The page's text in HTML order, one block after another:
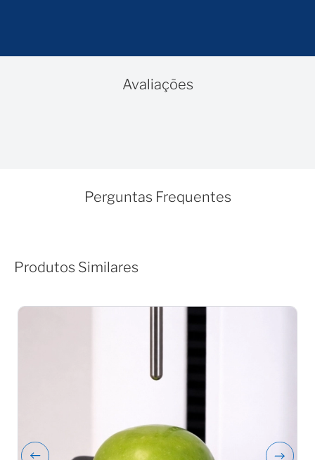
Avaliações
Perguntas Frequentes
Produtos Similares